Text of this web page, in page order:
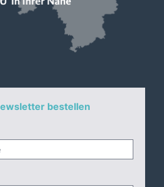
bestellen